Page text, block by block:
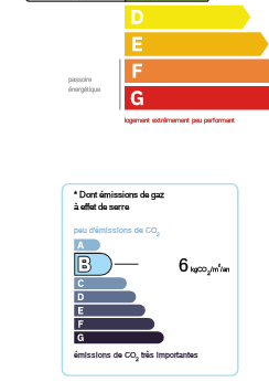
passoire
énergétique
logement extrêmement peu performant
* Dont émissions de gaz
à effet de serre
peu d'émissions de CO2
émissions de CO2très importantes
6 kgCO2/m²/an